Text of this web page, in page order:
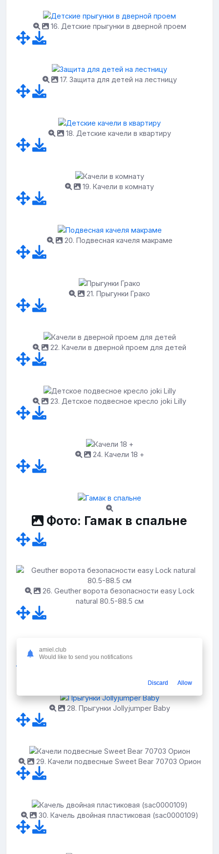
16. Детские прыгунки в дверной проем
17. Защита для детей на лестницу
18. Детские качели в квартиру
19. Качели в комнату
20. Подвесная качеля макраме
21. Прыгунки Грако
22. Качели в дверной проем для детей
23. Детское подвесное кресло joki Lilly
24. Качели 18 +
Фото: Гамак в спальне
26. Geuther ворота безопасности easy Lock
natural 80.5-88.5 см
27. Сидушка на качели детские
28. Прыгунки Jollyjumper Baby
29. Качели подвесные Sweet Bear 70703 Орион
30. Качель двойная пластиковая (sac0000109)
amiel.club
Would like to send you notifications
Discard Allow